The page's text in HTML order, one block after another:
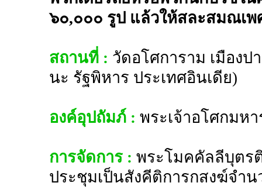
๖๐,๐๐๐ รูป แล้วให้สละสมณเพ
สถานที่ : วัดอโศการาม เมือง
นะ รัฐพิหาร ประเทศอินเดีย)
องค์อุปถัมภ์ : พระเจ้าอโศกมห
การจัดการ : พระโมคคัลลีบุตร
ประชุมเป็นสังคีติการกสงฆ์จำ